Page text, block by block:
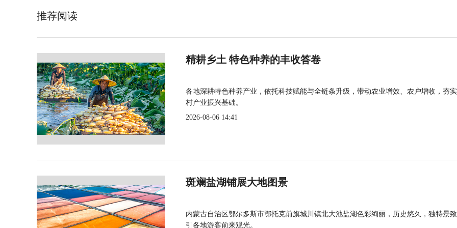
推荐阅读
精耕乡土 特色种养的丰收答卷
各地深耕特色种养产业，依托科技赋能与全链条升级，带动农业增效、农户增收，夯
村产业振兴基础。
2026-08-06 14:41
斑斓盐湖铺展大地图景
内蒙古自治区鄂尔多斯市鄂托克前旗城川镇北大池盐湖色彩绚丽，历史悠久，独特景
引各地游客前来观光。